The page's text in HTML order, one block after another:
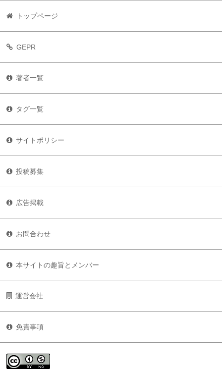
トップページ
GEPR
著者一覧
タグ一覧
サイトポリシー
投稿募集
広告掲載
お問合わせ
本サイトの趣旨とメンバー
運営会社
免責事項